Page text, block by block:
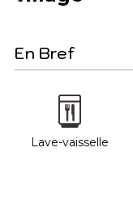
En Bref
Lave-vaisselle